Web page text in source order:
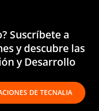
Suscríbete a
y descubre las
y Desarrollo
DE TECNALIA